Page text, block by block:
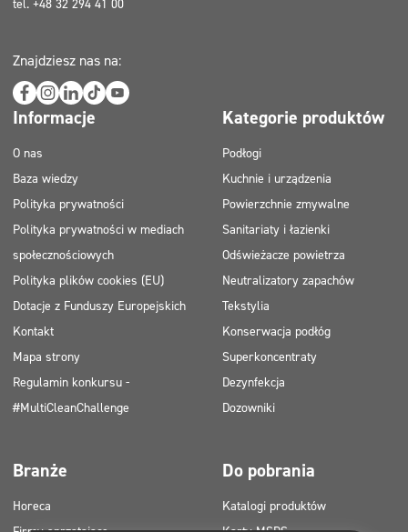
Myjnie samochodowe
Pralnie
Filtry
Typ mycia
Mycie maszynowe
Mycie ręczne
Certyfikat
ECOLABEL
Safe for You Safe for Earth
Świadectwo PZH
tel. +48 32 294 41 00
Znajdziesz nas na:
Informacje
O nas
Baza wiedzy
Polityka prywatności
Polityka prywatności w mediach
społecznościowych
Polityka plików cookies (EU)
Dotacje z Funduszy Europejskich
Kontakt
Mapa strony
Regulamin konkursu -
#MultiCleanChallenge
Kategorie produktów
Podłogi
Kuchnie i urządzenia
Powierzchnie zmywalne
Sanitariaty i łazienki
Odświeżacze powietrza
Neutralizatory zapachów
Tekstylia
Konserwacja podłóg
Superkoncentraty
Dezynfekcja
Dozowniki
Branże
Horeca
Do pobrania
Katalogi produktów